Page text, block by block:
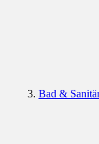
Bad &